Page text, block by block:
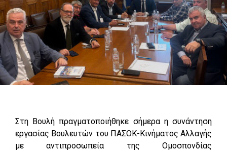
Στη Βουλή πραγματοποιήθηκε σήμερα η συνάντηση
εργασίας Βουλευτών του ΠΑΣΟΚ-Κινήματος Αλλαγής
με αντιπροσωπεία της Ομοσπονδίας